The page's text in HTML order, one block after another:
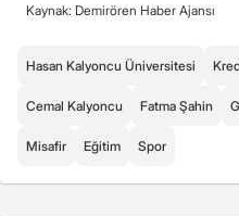
Kaynak: Demirören Haber Ajansı
Hasan Kalyoncu Üniversitesi
Cemal Kalyoncu Fatma Şahin
Misafir Eğitim Spor